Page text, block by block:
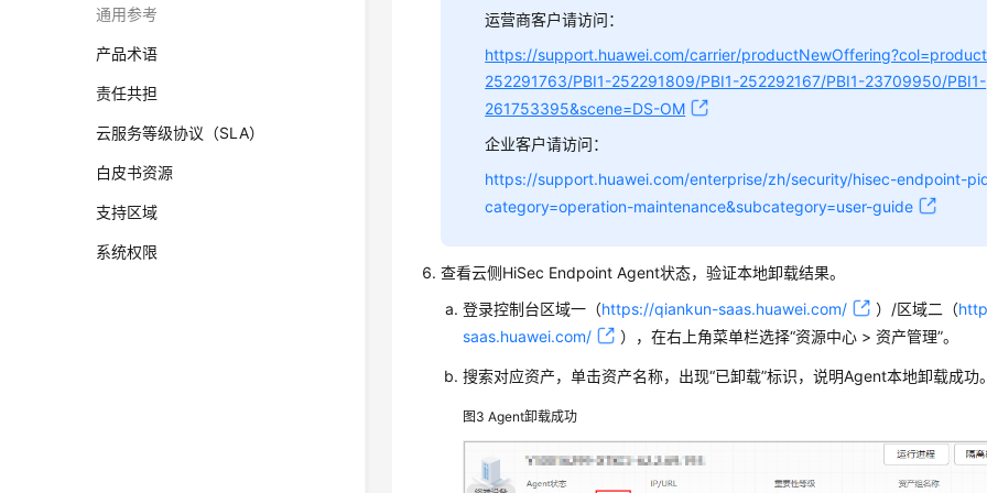
通用参考
产品术语
责任共担
云服务等级协议（SLA）
白皮书资源
支持区域
系统权限
运营商客户请访问：
https://support.huawei.com/carrier/
252291763/PBI1-252291809/PBI1-252292167/PBI1-23709950/PBI1-
261753395&scene=DS-OM
企业客户请访问：
https://support.huawei.com/enterprise/zh/security/hisec-endpoint-
category=operation-maintenance&subcategory=user-guide
查看云侧HiSec Endpoint Agent状态，验证本地卸载结果。
登录控制台区域一（https://qiankun-saas.huawei.com/ ）/区域二（
saas.huawei.com/
） ，在右上角菜单栏选择“资源中心 >资产管理”。
搜索对应资产，单击资产名称，出现“已卸载”标识，说明Agent本地卸载成功
图3Agent卸载成功